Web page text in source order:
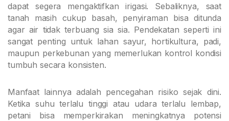
dapat segera mengaktifkan irigasi. Sebaliknya, saat
tanah masih cukup basah, penyiraman bisa ditunda
agar air tidak terbuang sia sia. Pendekatan seperti ini
sangat penting untuk lahan sayur, hortikultura, padi,
maupun perkebunan yang memerlukan kontrol kondisi
tumbuh secara konsisten.
Manfaat lainnya adalah pencegahan risiko sejak dini.
Ketika suhu terlalu tinggi atau udara terlalu lembap,
petani bisa memperkirakan meningkatnya potensi